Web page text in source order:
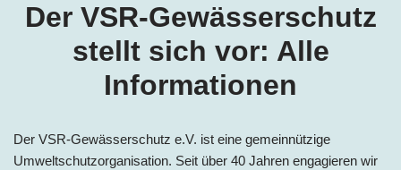
Der VSR-Gewässerschutz
stellt sich vor: Alle
Informationen
Der VSR-Gewässerschutz e.V. ist eine gemeinnützige
Umweltschutzorganisation. Seit über 40 Jahren engagieren wir